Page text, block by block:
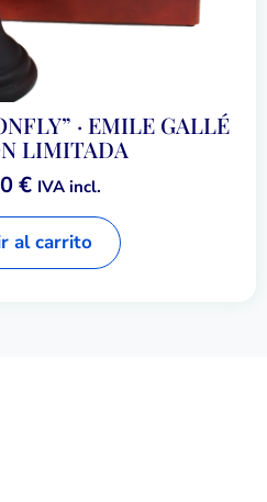
· EMILE GALLÉ
LIMITADA
€ IVA incl.
al carrito